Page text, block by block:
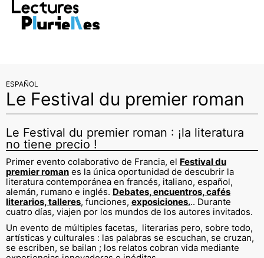
> Vivez la saison avec LECTURES
ESPAÑOL
Le Festival du premier roman
Le Festival du premier roman : ¡la literatura
no tiene precio !
Primer evento colaborativo de Francia, el Festival du
premier roman es la única oportunidad de descubrir la
literatura contemporánea en francés, italiano, español,
alemán, rumano e inglés. Debates, encuentros, cafés
literarios, talleres, funciones, exposiciones... Durante
cuatro días, viajen por los mundos de los autores invitados.
Un evento de múltiples facetas, literarias pero, sobre todo,
artísticas y culturales : las palabras se escuchan, se cruzan,
se escriben, se bailan ; los relatos cobran vida mediante